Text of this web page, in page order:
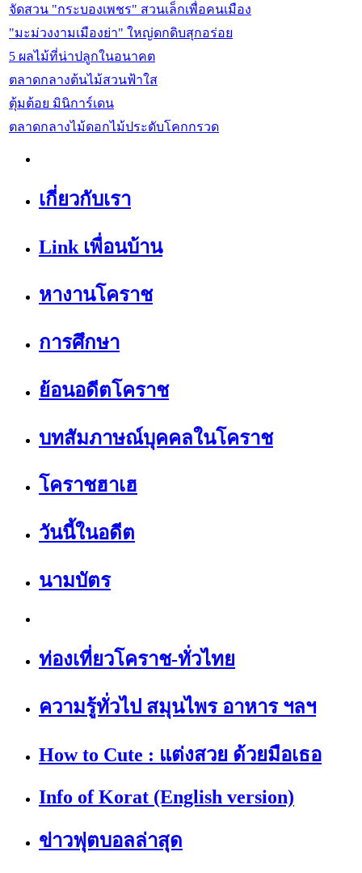
จัดสวน "กระบองเพชร" สวนเล็กเพื่อคนเมือง
"มะม่วงงามเมืองย่า" ใหญ่ดกดิบสุกอร่อย
5 ผลไม้ที่น่าปลูกในอนาคต
ตลาดกลางต้นไม้สวนฟ้าใส
ตุ้มต้อย มินิการ์เดน
ตลาดกลางไม้ดอกไม้ประดับโคกกรวด
เกี่ยวกับเรา
Link เพื่อนบ้าน
หางานโคราช
การศึกษา
ย้อนอดีตโคราช
บทสัมภาษณ์บุคคลในโคราช
โคราชฮาเฮ
วันนี้ในอดีต
นามบัตร
ท่องเที่ยวโคราช-ทั่วไทย
ความรู้ทั่วไป สมุนไพร อาหาร ฯลฯ
How to Cute : แต่งสวย ด้วยมือเธอ
Info of Korat (English version)
ข่าวฟุตบอลล่าสุด